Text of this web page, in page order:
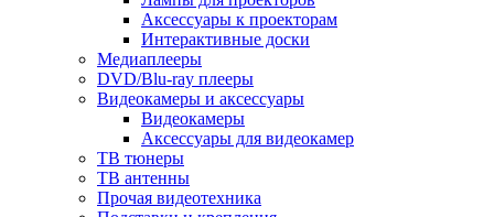
Аксессуары к проекторам
Интерактивные доски
Медиаплееры
DVD/Blu-ray плееры
Видеокамеры и аксессуары
Видеокамеры
Аксессуары для видеокамер
ТВ тюнеры
ТВ антенны
Прочая видеотехника